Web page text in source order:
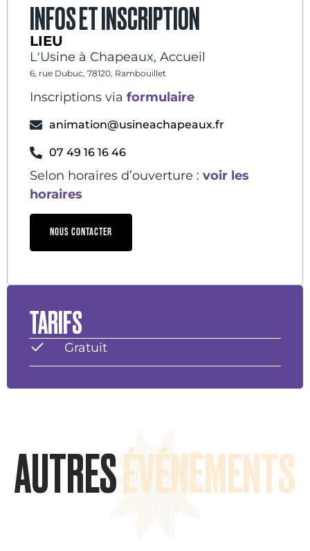
INFOS ET INSCRIPTION
LIEU
L'Usine à Chapeaux, Accueil
6, rue Dubuc, 78120, Rambouillet
Inscriptions via formulaire
animation@usineachapeaux.fr
07 49 16 16 46
Selon horaires d’ouverture : voir les
horaires
NOUS CONTACTER
TARIFS
Gratuit
AUTRESÉVÉNEMENTS